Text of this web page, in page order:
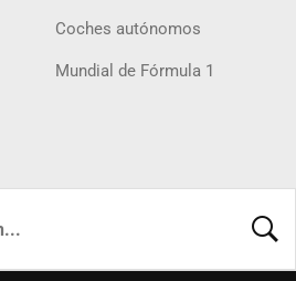
Coches autónomos
Mundial de Fórmula 1